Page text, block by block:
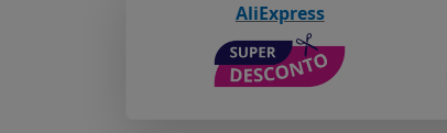
AliExpress